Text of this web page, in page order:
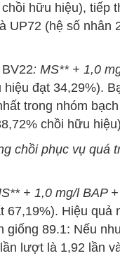
hữu hiệu), tiếp
UP72 (hệ số nhân
: MS** + 1,0
đạt 34,29%).
trong nhóm
chồi hữu
chồi phục vụ quá
+ 1,0 mg/l BAP
67,19%). Hiệu quả
giống 89.1: Nếu
lượt là 1,92 lần